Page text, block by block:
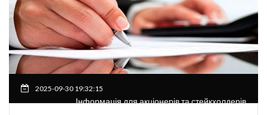
2025-09-30 19:32:15
Інформація для акціонерів та стейкхолдерів